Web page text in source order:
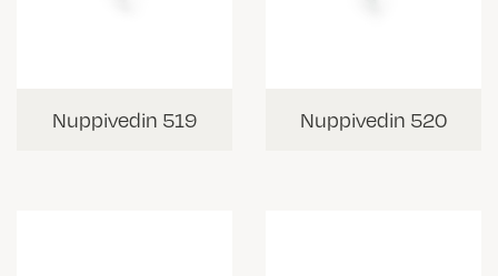
Nuppivedin 519 Nuppivedin 520